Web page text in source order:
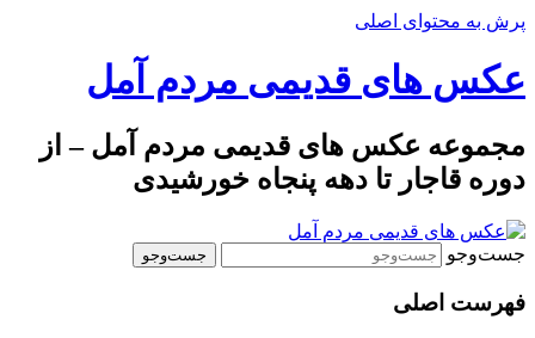
پرش به محتوای اصلی
عکس های قدیمی مردم آمل
مجموعه عکس های قدیمی مردم آمل – از
دوره قاجار تا دهه پنجاه خورشیدی
جست‌وجو
فهرست اصلی